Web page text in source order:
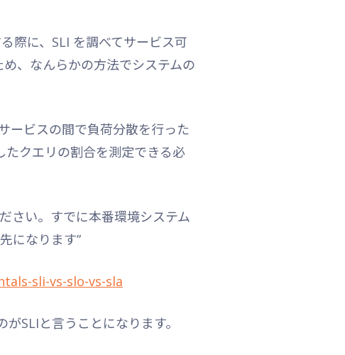
際に、SLI を調べてサービス可
、なんらかの方法でシステムの
ービスの間で負荷分散を行った
たクエリの割合を測定できる必
さい。すでに本番環境システム
になります”
sli-vs-slo-vs-sla
SLIと言うことになります。